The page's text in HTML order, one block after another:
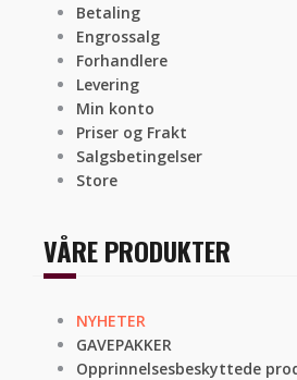
Betaling
Engrossalg
Forhandlere
Levering
Min konto
Priser og Frakt
Salgsbetingelser
Store
VÅRE PRODUKTER
NYHETER
GAVEPAKKER
Opprinnelsesbeskyttede